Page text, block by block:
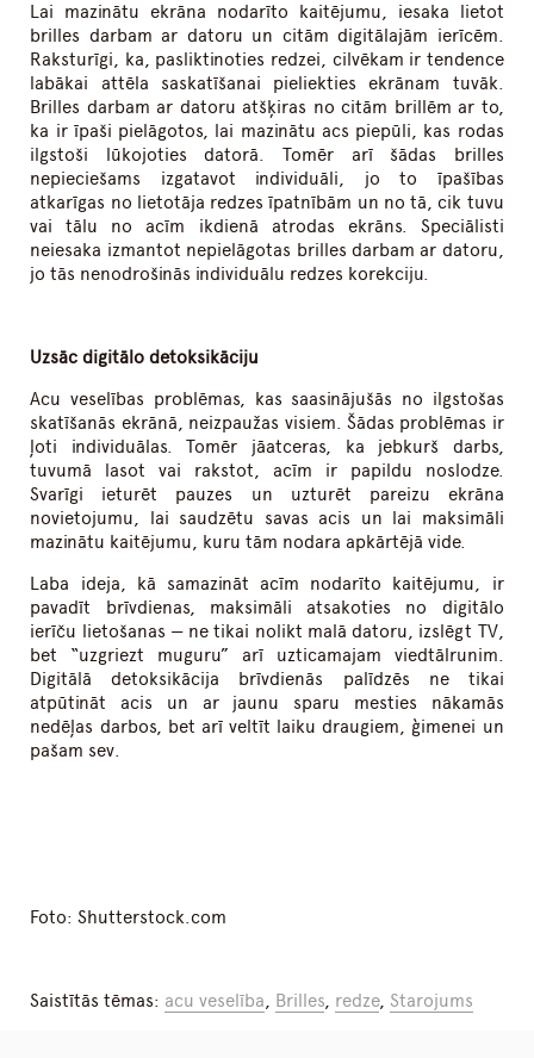
Lai mazinātu ekrāna nodarīto kaitējumu, iesaka lietot
brilles darbam ar datoru un citām digitālajām ierīcēm.
Raksturīgi, ka, pasliktinoties redzei, cilvēkam ir tendence
labākai attēla saskatīšanai pieliekties ekrānam tuvāk.
Brilles darbam ar datoru atšķiras no citām brillēm ar to,
ka ir īpaši pielāgotos, lai mazinātu acs piepūli, kas rodas
ilgstoši lūkojoties datorā. Tomēr arī šādas brilles
nepieciešams izgatavot individuāli, jo to īpašības
atkarīgas no lietotāja redzes īpatnībām un no tā, cik tuvu
vai tālu no acīm ikdienā atrodas ekrāns. Speciālisti
neiesaka izmantot nepielāgotas brilles darbam ar datoru,
jo tās nenodrošinās individuālu redzes korekciju.
Uzsāc digitālo detoksikāciju
Acu veselības problēmas, kas saasinājušās no ilgstošas
skatīšanās ekrānā, neizpaužas visiem. Šādas problēmas ir
ļoti individuālas. Tomēr jāatceras, ka jebkurš darbs,
tuvumā lasot vai rakstot, acīm ir papildu noslodze.
Svarīgi ieturēt pauzes un uzturēt pareizu ekrāna
novietojumu, lai saudzētu savas acis un lai maksimāli
mazinātu kaitējumu, kuru tām nodara apkārtējā vide.
Laba ideja, kā samazināt acīm nodarīto kaitējumu, ir
pavadīt brīvdienas, maksimāli atsakoties no digitālo
ierīču lietošanas — ne tikai nolikt malā datoru, izslēgt TV,
bet “uzgriezt muguru” arī uzticamajam viedtālrunim.
Digitālā detoksikācija brīvdienās palīdzēs ne tikai
atpūtināt acis un ar jaunu sparu mesties nākamās
nedēļas darbos, bet arī veltīt laiku draugiem, ģimenei un
pašam sev.
Foto: Shutterstock.com
Saistītās tēmas: acu veselība, Brilles, redze,Starojums